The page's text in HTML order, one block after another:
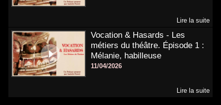
Lire la suite
Vocation & Hasards - Les
métiers du théâtre. Épisode 1 :
Mélanie, habilleuse
11/04/2026
Lire la suite